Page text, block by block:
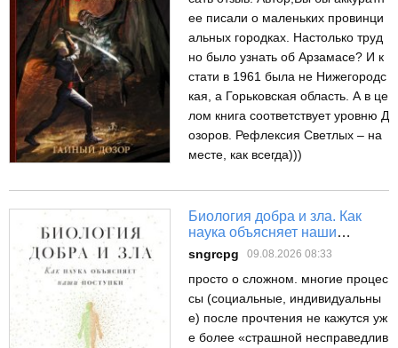
ее писали о маленьких провинци
альных городках. Настолько труд
но было узнать об Арзамасе? И к
стати в 1961 была не Нижегородс
кая, а Горьковская область. А в це
лом книга соответствует уровню Д
озоров. Рефлексия Светлых – на
месте, как всегда)))
Биология добра и зла. Как
наука объясняет наши
sngrcpg 09.08.2026 08:33
просто о сложном. многие процес
сы (социальные, индивидуальны
е) после прочтения не кажутся уж
е более «страшной несправедлив